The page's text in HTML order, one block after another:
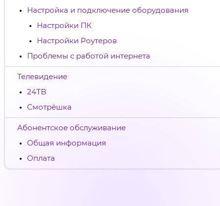
Настройка и подключение оборудования
Настройки ПК
Настройки Роутеров
Проблемы с работой интернета
Телевидение
24ТВ
Смотрёшка
Абонентское обслуживание
Общая информация
Оплата